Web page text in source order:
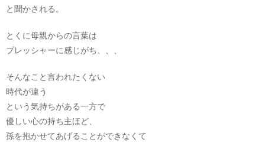
と聞かされる。
とくに母親からの言葉は
プレッシャーに感じがち、、、
そんなこと言われたくない
時代が違う
という気持ちがある一方で
優しい心の持ち主ほど、
孫を抱かせてあげることができなくて